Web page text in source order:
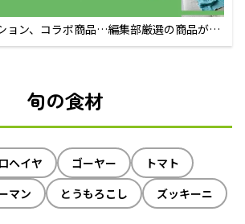
ョン、コラボ商品…編集部厳選の商品が買
旬の食材
ヘイヤ ゴーヤー
トマト
マン とうもろこし ズッキーニ